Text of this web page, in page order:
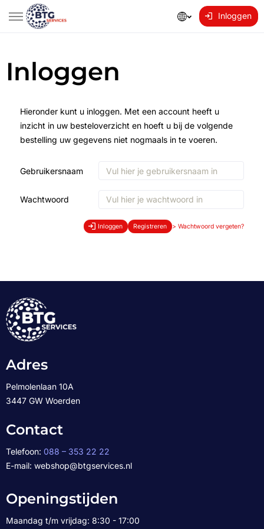
Inloggen
Inloggen
Hieronder kunt u inloggen. Met een account heeft u
inzicht in uw besteloverzicht en hoeft u bij de volgende
bestelling uw gegevens niet nogmaals in te voeren.
Gebruikersnaam
Wachtwoord
Inloggen Registreren > Wachtwoord vergeten?
Adres
Pelmolenlaan 10A
3447 GW Woerden
Contact
Telefoon: 088 – 353 22 22
E-mail: webshop@btgservices.nl
Openingstijden
Maandag t/m vrijdag: 8:30 - 17:00